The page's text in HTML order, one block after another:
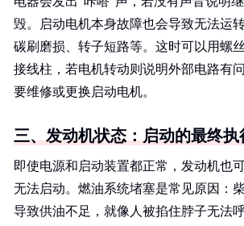
毁。启动电机本身故障也会导致无法运
碳刷磨损、转子短路等。这时可以用螺
接线柱，若电机转动则说明外部电路有
要维修或更换启动电机。
三、发动机状态：启动的最终执
即使电源和启动装置都正常，发动机也
无法启动。燃油系统堵塞是常见原因：
导致供油不足，就像人被掐住脖子无法